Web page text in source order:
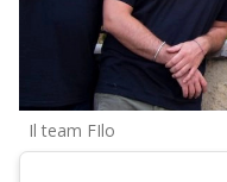
Il team FIlo